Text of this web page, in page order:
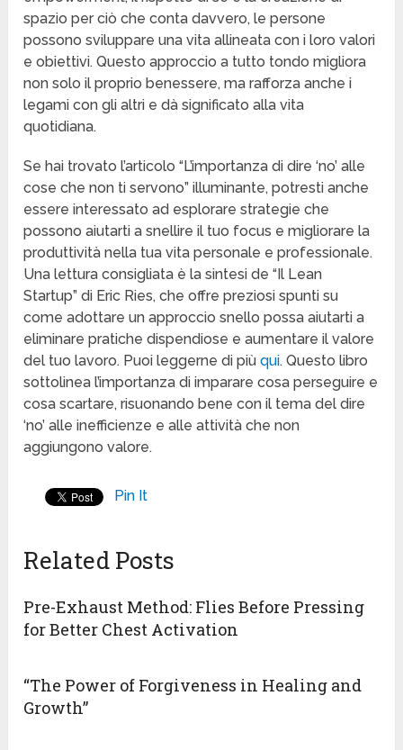
spazio per ciò che conta davvero, le persone
possono sviluppare una vita allineata con i loro valori
e obiettivi. Questo approccio a tutto tondo migliora
non solo il proprio benessere, ma rafforza anche i
legami con gli altri e dà significato alla vita
quotidiana.
Se hai trovato l’articolo “L’importanza di dire ‘no’ alle
cose che non ti servono” illuminante, potresti anche
essere interessato ad esplorare strategie che
possono aiutarti a snellire il tuo focus e migliorare la
produttività nella tua vita personale e professionale.
Una lettura consigliata è la sintesi de “Il Lean
Startup” di Eric Ries, che offre preziosi spunti su
come adottare un approccio snello possa aiutarti a
eliminare pratiche dispendiose e aumentare il valore
del tuo lavoro. Puoi leggerne di piùqui. Questo libro
sottolinea l’importanza di imparare cosa perseguire e
cosa scartare, risuonando bene con il tema del dire
‘no’ alle inefficienze e alle attività che non
aggiungono valore.
Pin It
Related Posts
Pre-Exhaust Method: Flies Before Pressing
for Better Chest Activation
“The Power of Forgiveness in Healing and
Growth”